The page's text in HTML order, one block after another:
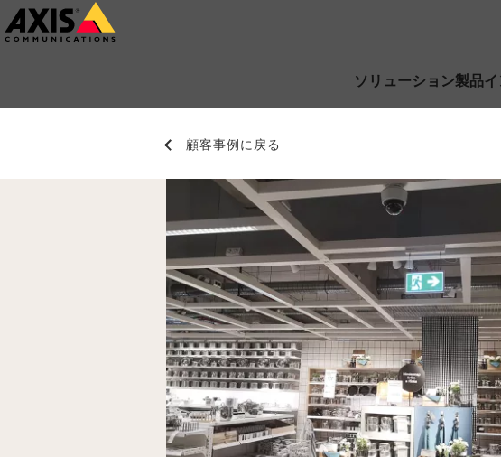
メ
イ
ソリューション製品
顧客事例に戻る